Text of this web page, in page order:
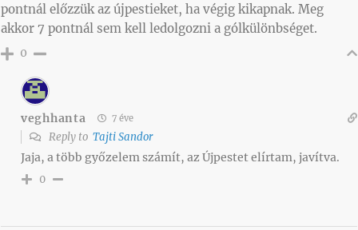
pontnál előzzük az újpestieket, ha végig kikapnak. Meg
akkor 7 pontnál sem kell ledolgozni a gólkülönbséget.
0
veghhanta 7 éve
Reply to Tajti Sandor
Jaja, a több győzelem számít, az Újpestet elírtam, javítva.
0